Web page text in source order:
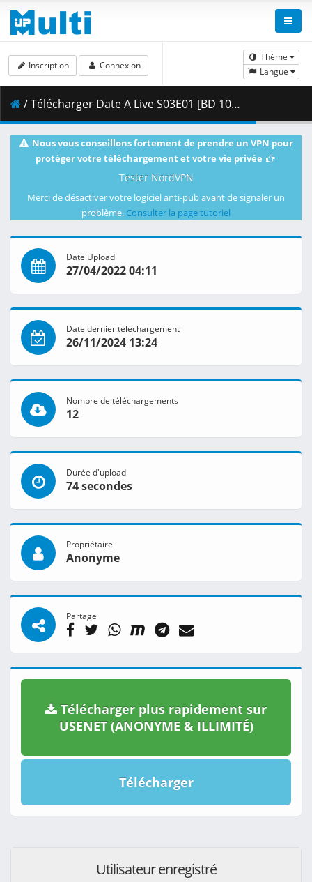
Thème
Langue
Inscription Connexion
/ Télécharger Date A Live S03E01 [BD 1080p HEVC 10bit FLAC] [Dual-Audio].mkv.002 ( 464.93 MB )
Nous vous conseillons fortement de prendre un VPN pour
protéger votre téléchargement et votre vie privée
Tester NordVPN
Merci de désactiver votre logiciel anti-pub avant de signaler un
problème. Consulter la page tutoriel
Date Upload
27/04/2022 04:11
Date dernier téléchargement
26/11/2024 13:24
Nombre de téléchargements
12
Durée d'upload
74 secondes
Propriétaire
Anonyme
Partage
Télécharger plus rapidement sur
USENET (ANONYME & ILLIMITÉ)
Télécharger
Utilisateur enregistré